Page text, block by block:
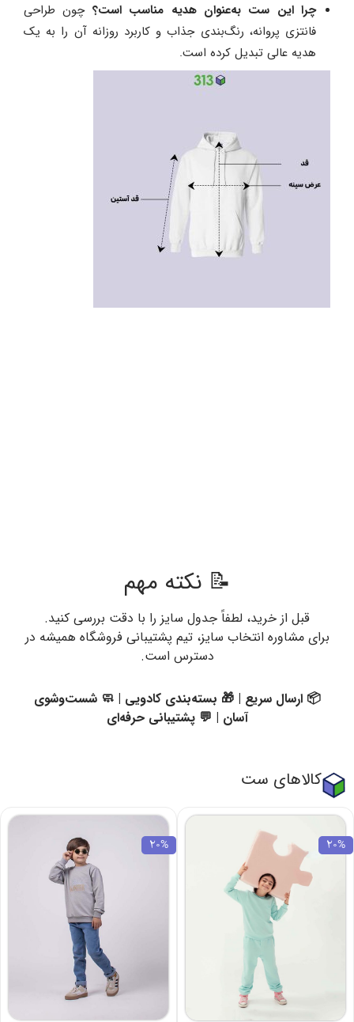
چرا این ست به‌عنوان هدیه مناسب است؟ چون طراحی
فانتزی پروانه، رنگ‌بندی جذاب و کاربرد روزانه آن را به یک
هدیه عالی تبدیل کرده است.
📝 نکته مهم
قبل از خرید، لطفاً جدول سایز را با دقت بررسی کنید.
برای مشاوره انتخاب سایز، تیم پشتیبانی فروشگاه همیشه در
دسترس است.
📦 ارسال سریع | 🎁 بسته‌بندی کادویی | 🧼 شست‌وشوی
آسان | 💬 پشتیبانی حرفه‌ای
کالاهای ست
20%
20%